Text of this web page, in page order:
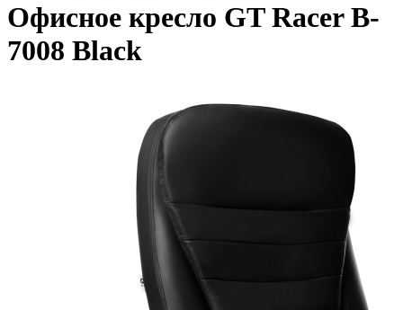
Офисное кресло GT Racer B-
7008 Black